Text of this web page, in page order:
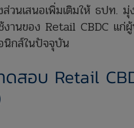
นเสนอเพิ่มเติมให้ ธปท. มุ่
งานของ Retail CBDC แก่ผู้
นิกส์ในปัจจุบัน
สอบ Retail